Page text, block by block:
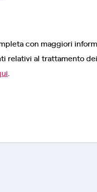
con maggiori
relativi al trattamento